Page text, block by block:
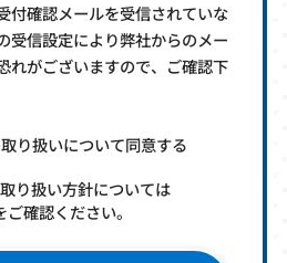
付確認メールを受信されていな
受信設定により弊社からのメー
れがございますので、ご確認下
り扱いについて同意する
り扱い方針については
ご確認ください。